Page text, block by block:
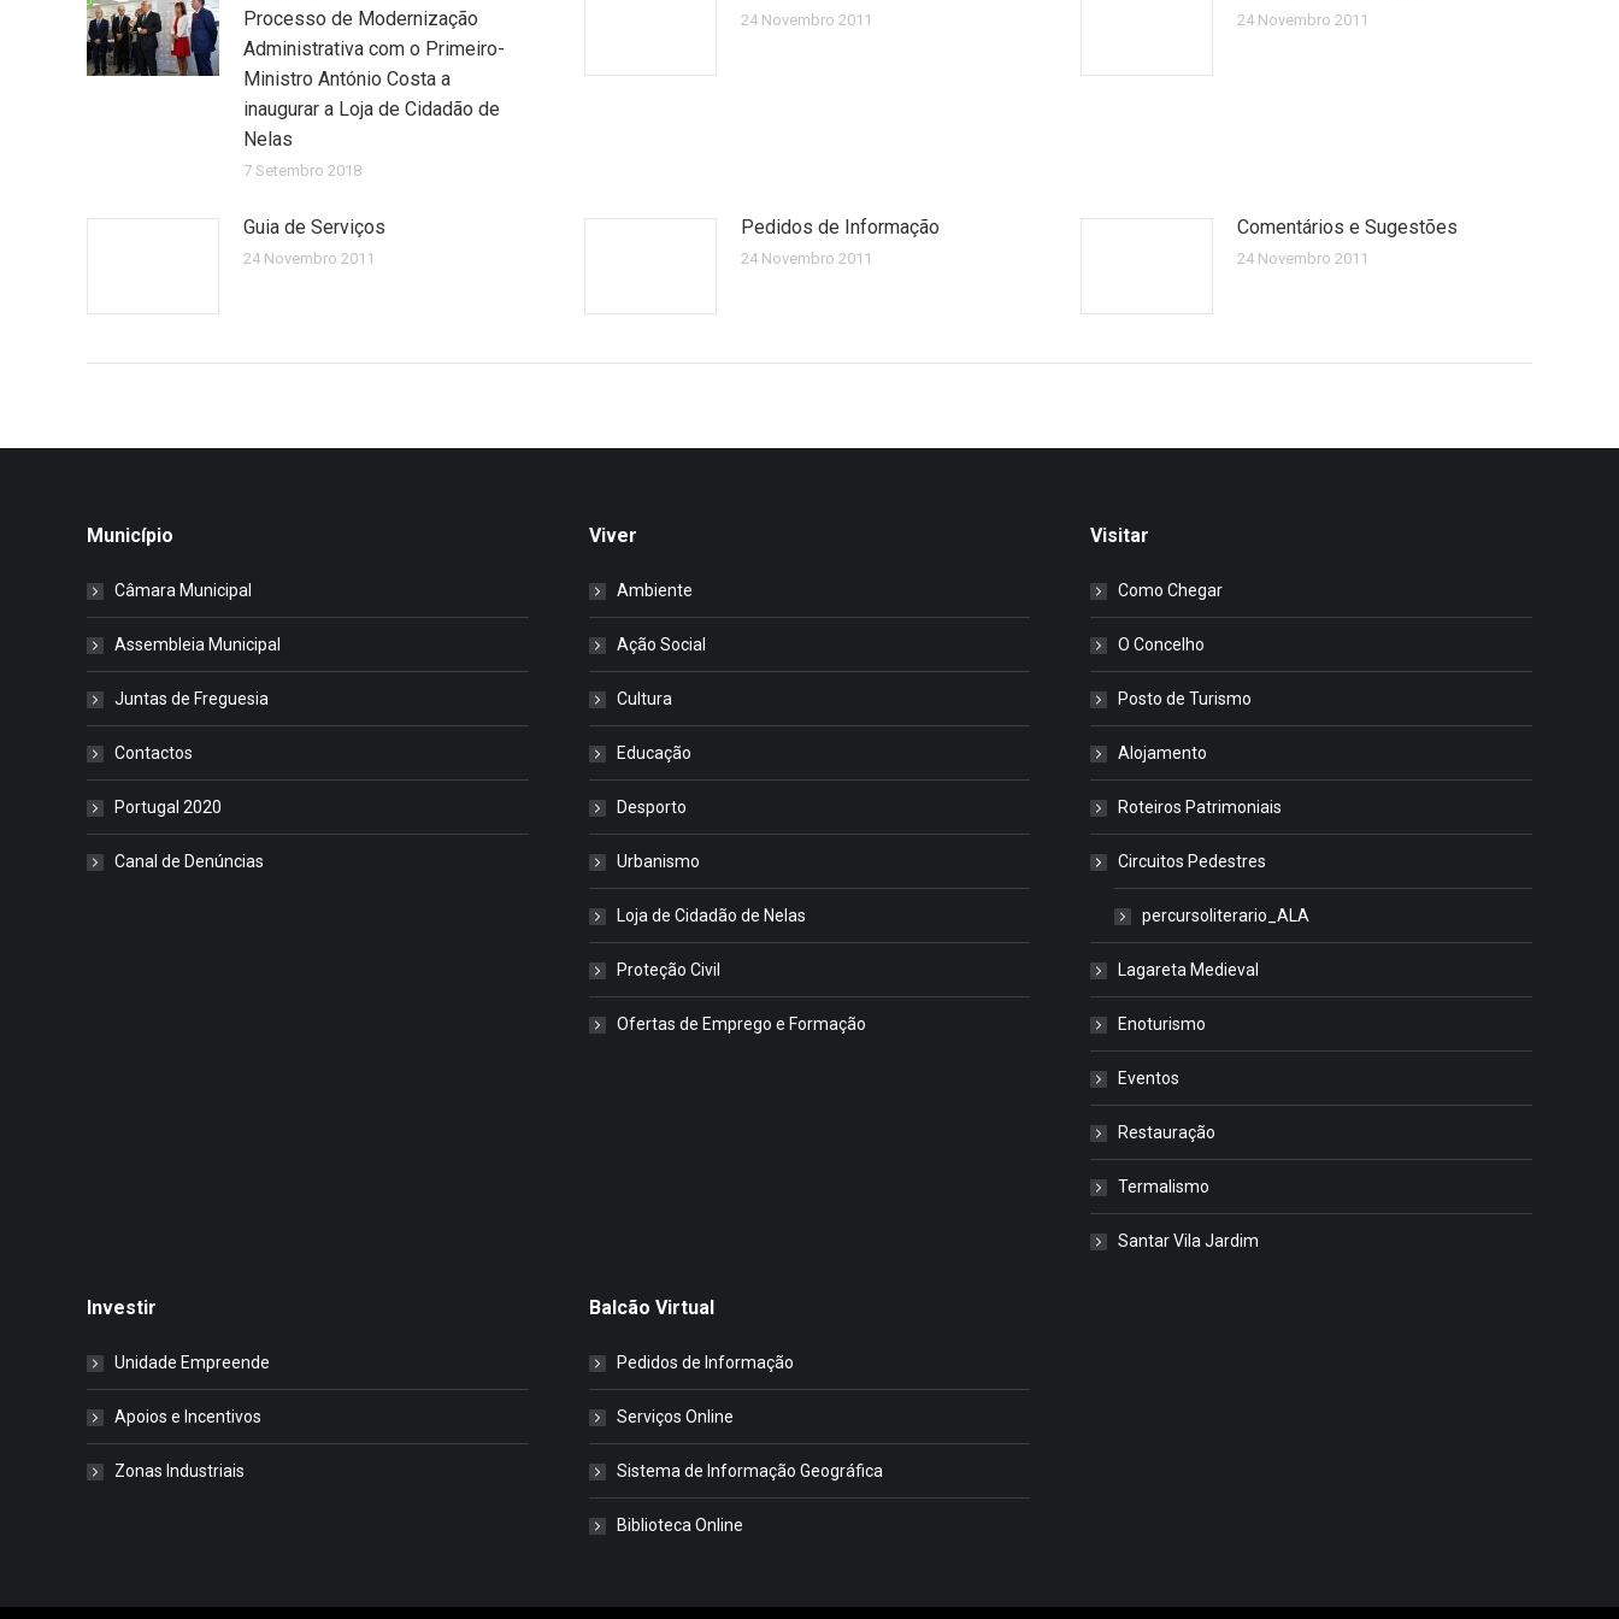
Processo de Modernização
Administrativa com o Primeiro-
Ministro António Costa a
inaugurar a Loja de Cidadão de
Nelas
7 Setembro 2018
24 Novembro 2011 24 Novembro 2011
Guia de Serviços
24 Novembro 2011
Pedidos de Informação
24 Novembro 2011
Comentários e Sugestões
24 Novembro 2011
Município
Câmara Municipal
Assembleia Municipal
Juntas de Freguesia
Contactos
Portugal 2020
Canal de Denúncias
Viver
Ambiente
Ação Social
Cultura
Educação
Desporto
Urbanismo
Loja de Cidadão de Nelas
Proteção Civil
Ofertas de Emprego e Formação
Visitar
Como Chegar
O Concelho
Posto de Turismo
Alojamento
Roteiros Patrimoniais
Circuitos Pedestres
percursoliterario_ALA
Lagareta Medieval
Enoturismo
Eventos
Restauração
Termalismo
Santar Vila Jardim
Investir
Unidade Empreende
Apoios e Incentivos
Zonas Industriais
Balcão Virtual
Pedidos de Informação
Serviços Online
Sistema de Informação Geográfica
Biblioteca Online